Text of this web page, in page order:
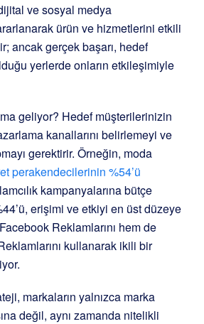
ve sosyal medya
ürün ve hizmetlerini etkili
ancak gerçek başarı, hedef
yerlerde onların etkileşimiyle
geliyor? Hedef müşterilerinizin
kanallarını belirlemeyi ve
gerektirir. Örneğin, moda
perakendecilerinin %54’ü
kampanyalarına bütçe
erişimi ve etkiyi en üst düzeye
Reklamlarını hem de
kullanarak ikili bir
markaların yalnızca marka
değil, aynı zamanda nitelikli